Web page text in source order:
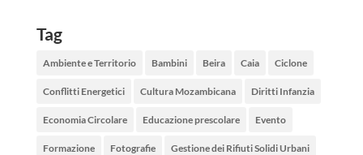
Tag
Ambiente e Territorio Bambini Beira Caia Ciclone
Conflitti Energetici Cultura Mozambicana Diritti Infanzia
Economia Circolare Educazione prescolare Evento
Formazione Fotografie Gestione dei Rifiuti Solidi Urbani